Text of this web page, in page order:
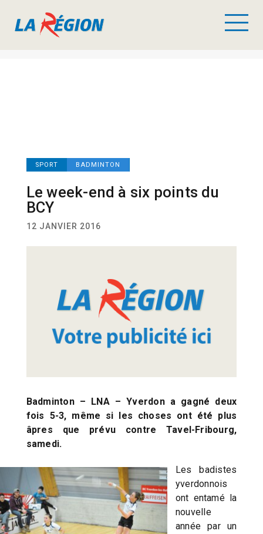
SPORT BADMINTON
Le week-end à six points du
BCY
12 JANVIER 2016
Badminton – LNA – Yverdon a gagné deux
fois 5-3, même si les choses ont été plus
âpres que prévu contre Tavel-Fribourg,
samedi.
Les badistes
yverdonnois
ont entamé la
nouvelle
année par un